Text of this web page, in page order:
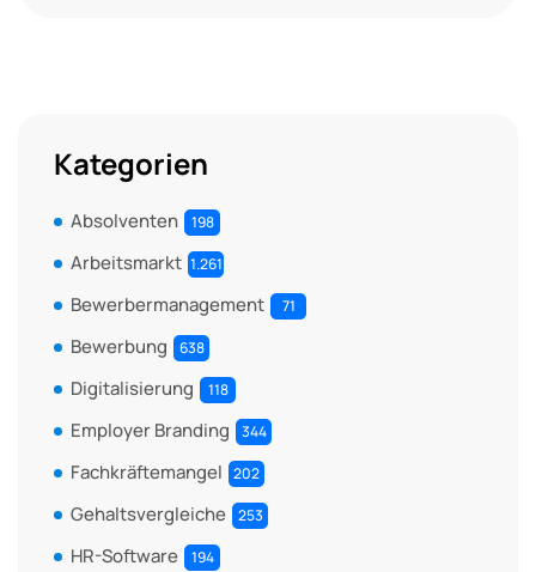
Kategorien
Absolventen 198
Arbeitsmarkt 1.261
Bewerbermanagement 71
Bewerbung 638
Digitalisierung 118
Employer Branding 344
Fachkräftemangel 202
Gehaltsvergleiche 253
HR-Software 194